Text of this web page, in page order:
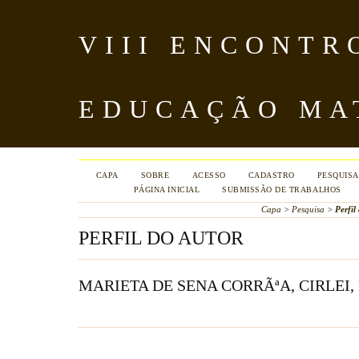
VIII
EDUCAÇÃO
CAPA SOBRE ACESSO CADASTRO
PESQUISA
PÁGINA INICIAL
SUBMISSÃO DE TRABALHOS
Capa > Pesquisa > Perfil
PERFIL DO AUTOR
MARIETA DE SENA CORRÃªA,